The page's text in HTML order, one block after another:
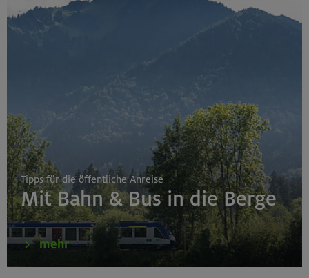
Tipps für die öffentliche Anreise
Mit Bahn & Bus in die Berge
mehr